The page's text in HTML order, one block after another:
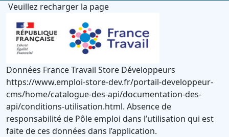
Veuillez recharger la page
Données France Travail Store Développeurs
https://www.emploi-store-dev.fr/portail-developpeur-
cms/home/catalogue-des-api/documentation-des-
api/conditions-utilisation.html. Absence de
responsabilité de Pôle emploi dans l’utilisation qui est
faite de ces données dans l’application.